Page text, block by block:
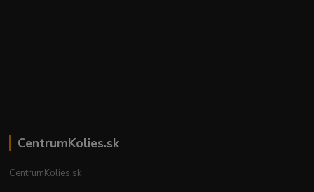
CentrumKolies.sk
CentrumKolies.sk